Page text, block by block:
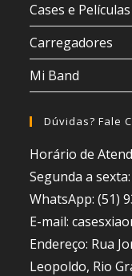
Cases e Películas
Carregadores
Mi Band
Dúvidas? Fale
Horário de
Segunda a
WhatsApp: (51)
E-mail:
Endereço: Rua
Leopoldo, Rio